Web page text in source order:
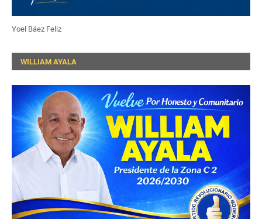
Yoel Báez Feliz
WILLIAM AYALA